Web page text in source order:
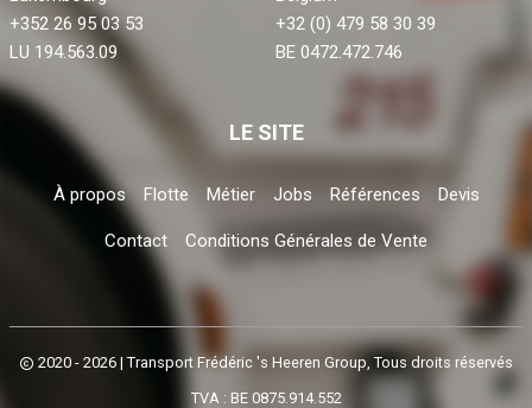
LE SITE
À propos Flotte Métier Jobs Références Devis
Contact Conditions Générales de Vente
+352 26 95 03 53
LU 194.563.09
+32 (0) 479 58 30 39
BE 0472.472.746
2020 - 2026 | Transport Frédéric 's Heeren Group, Tous droits réservés
TVA : BE 0875.914.552